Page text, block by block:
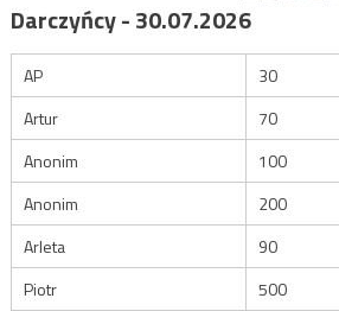
Darczyńcy - 30.07.2026
AP
30
Artur
70
Anonim
100
Anonim
200
Arleta
90
Piotr
500